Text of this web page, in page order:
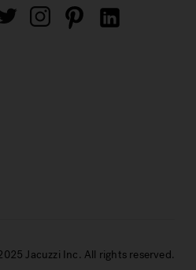
Jacuzzi Inc. All rights reserved.